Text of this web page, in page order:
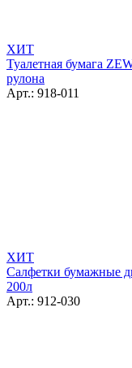
ХИТ
Туалетная бумага
рулона
Арт.: 918-011
ХИТ
Салфетки бумажные
200л
Арт.: 912-030